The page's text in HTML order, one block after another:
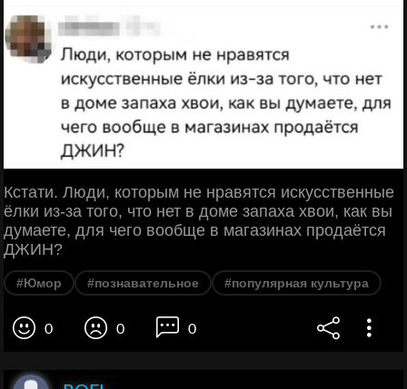
Кстати. Люди, которым не нравятся искусственные
ёлки из-за того, что нет в доме запаха хвои, как вы
думаете, для чего вообще в магазинах продаётся
ДЖИН?
#Юмор #познавательное #популярная культура
0 0 0